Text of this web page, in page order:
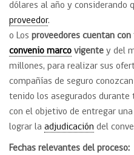
dólares al año y considerando
proveedor.
o Los proveedores cuentan
convenio marco vigente y del
millones, para realizar sus
compañías de seguro
tenido los asegurados durante
con el objetivo de entregar
lograr la adjudicación del
Fechas relevantes del proceso: